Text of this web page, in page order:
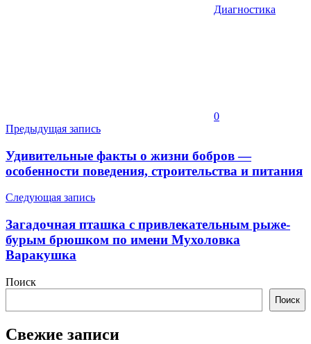
Диагностика
0
Навигация
по
записям
Предыдущая запись
Удивительные факты о жизни бобров —
особенности поведения, строительства и питания
Следующая запись
Загадочная пташка с привлекательным рыже-
бурым брюшком по имени Мухоловка
Варакушка
Поиск
Поиск
Свежие записи